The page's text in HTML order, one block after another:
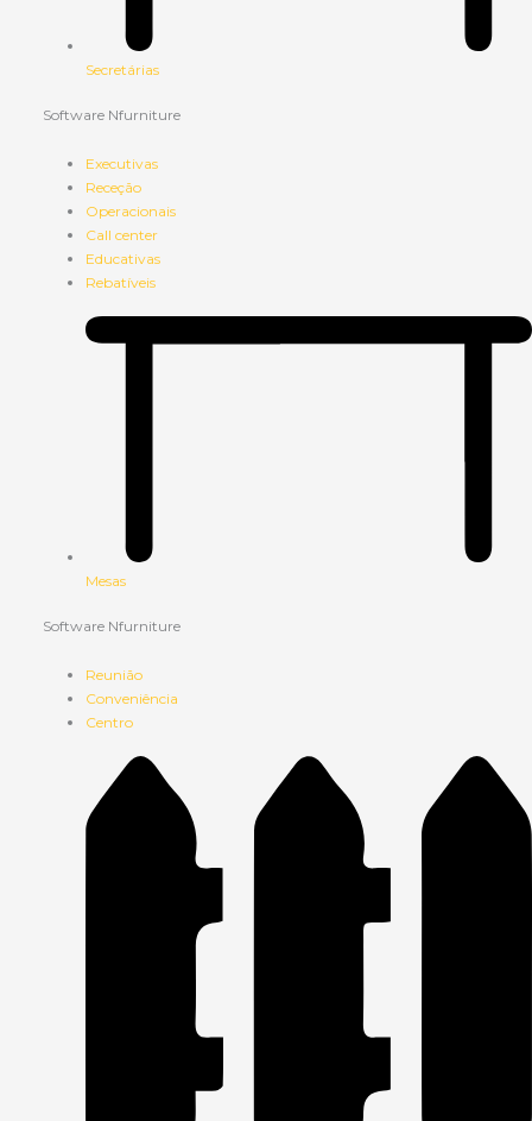
Secretárias
Software Nfurniture
Executivas
Receção
Operacionais
Call center
Educativas
Rebatíveis
Mesas
Software Nfurniture
Reunião
Conveniência
Centro